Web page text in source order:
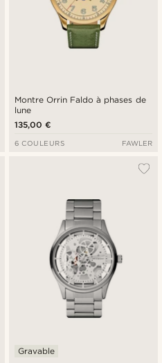
Montre Orrin Faldo à phases de
lune
135,00 €
6 COULEURS FAWLER
Gravable